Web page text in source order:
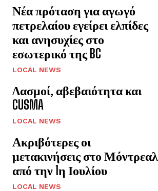
Νέα πρόταση για αγωγό
πετρελαίου εγείρει ελπίδες
και ανησυχίες στο
εσωτερικό της BC
LOCAL NEWS
Δασμοί, αβεβαιότητα και
CUSMA
LOCAL NEWS
Ακριβότερες οι
μετακινήσεις στο Μόντρεαλ
από την 1η Ιουλίου
LOCAL NEWS